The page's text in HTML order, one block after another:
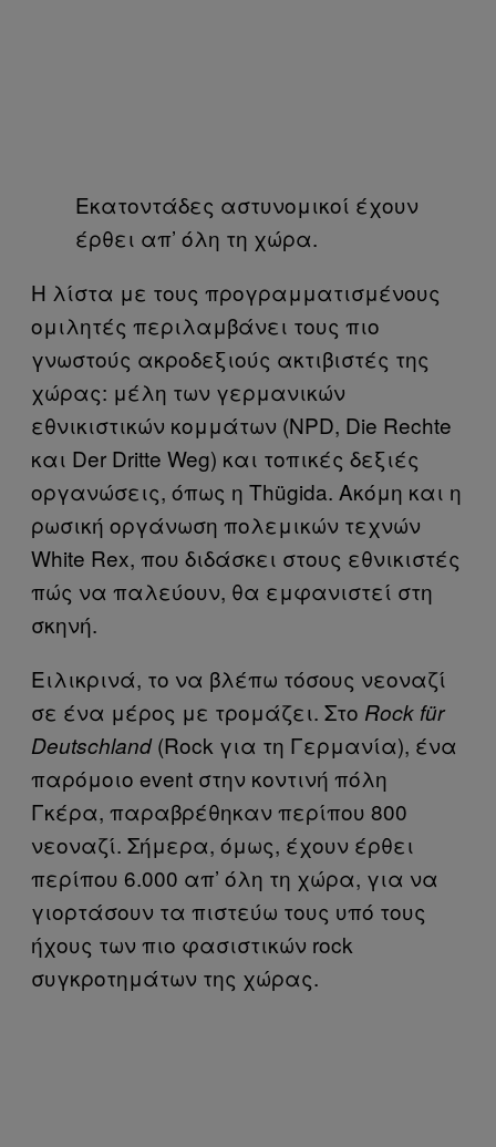
Εκατοντάδες αστυνομικοί έχουν
έρθει απ’ όλη τη χώρα.
Η λίστα με τους προγραμματισμένους
ομιλητές περιλαμβάνει τους πιο
γνωστούς ακροδεξιούς ακτιβιστές της
χώρας: μέλη των γερμανικών
εθνικιστικών κομμάτων (NPD, Die Rechte
και Der Dritte Weg) και τοπικές δεξιές
οργανώσεις, όπως η Thügida. Ακόμη και η
ρωσική οργάνωση πολεμικών τεχνών
White Rex, που διδάσκει στους εθνικιστές
πώς να παλεύουν, θα εμφανιστεί στη
σκηνή.
Ειλικρινά, το να βλέπω τόσους νεοναζί
σε ένα μέρος με τρομάζει. Στο Rock für
Deutschland(Rock για τη Γερμανία), ένα
παρόμοιο event στην κοντινή πόλη
Γκέρα, παραβρέθηκαν περίπου 800
νεοναζί. Σήμερα, όμως, έχουν έρθει
περίπου 6.000 απ’ όλη τη χώρα, για να
γιορτάσουν τα πιστεύω τους υπό τους
ήχους των πιο φασιστικών rock
συγκροτημάτων της χώρας.